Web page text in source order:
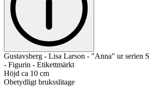
Gustavsberg - Lisa Larson - "Anna" ur serien
- Figurin - Etikettmärkt
Höjd ca 10 cm
Obetydligt bruksslitage